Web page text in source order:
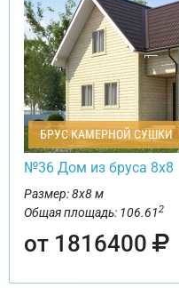
БРУС КАМЕРНОЙ СУШКИ
№36 Дом из бруса 8х8
Размер: 8х8 м
Общая площадь: 106.612
от 1816400